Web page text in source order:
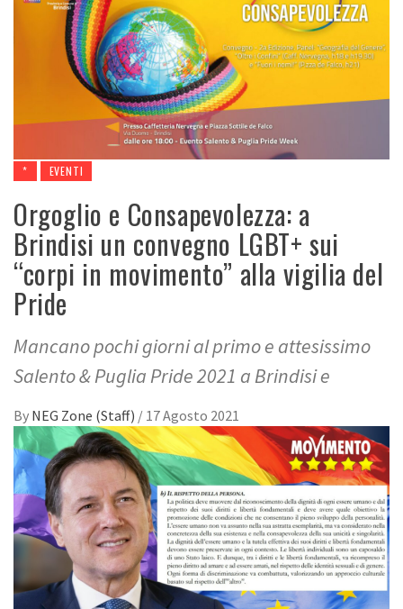
* EVENTI
Orgoglio e Consapevolezza: a
Brindisi un convegno LGBT+ sui
“corpi in movimento” alla vigilia del
Pride
Mancano pochi giorni al primo e attesissimo
Salento & Puglia Pride 2021 a Brindisi e
By NEG Zone (Staff) / 17 Agosto 2021